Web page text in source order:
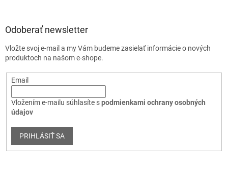
Odoberať newsletter
Vložte svoj e-mail a my Vám budeme zasielať informácie o nových
produktoch na našom e-shope.
Email
Vložením e-mailu súhlasíte spodmienkami ochrany osobných
údajov
PRIHLÁSIŤ SA